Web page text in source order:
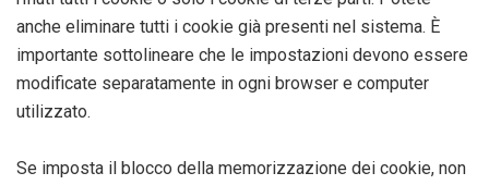
anche eliminare tutti i cookie già presenti nel sistema. È
importante sottolineare che le impostazioni devono essere
modificate separatamente in ogni browser e computer
utilizzato.
Se imposta il blocco della memorizzazione dei cookie, non